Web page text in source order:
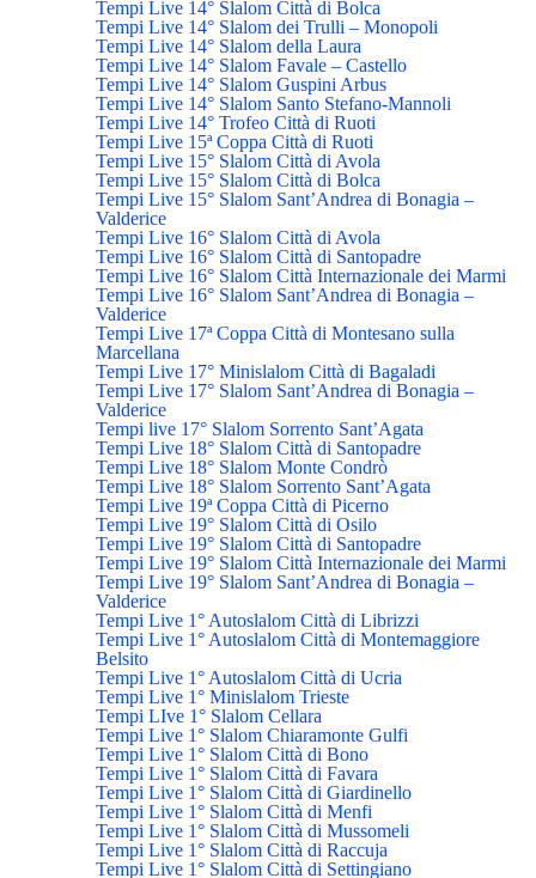
Tempi Live 14° Slalom Città di Bolca
Tempi Live 14° Slalom dei Trulli – Monopoli
Tempi Live 14° Slalom della Laura
Tempi Live 14° Slalom Favale – Castello
Tempi Live 14° Slalom Guspini Arbus
Tempi Live 14° Slalom Santo Stefano-Mannoli
Tempi Live 14° Trofeo Città di Ruoti
Tempi Live 15ª Coppa Città di Ruoti
Tempi Live 15° Slalom Città di Avola
Tempi Live 15° Slalom Città di Bolca
Tempi Live 15° Slalom Sant’Andrea di Bonagia –
Valderice
Tempi Live 16° Slalom Città di Avola
Tempi Live 16° Slalom Città di Santopadre
Tempi Live 16° Slalom Città Internazionale dei Marmi
Tempi Live 16° Slalom Sant’Andrea di Bonagia –
Valderice
Tempi Live 17ª Coppa Città di Montesano sulla
Marcellana
Tempi Live 17° Minislalom Città di Bagaladi
Tempi Live 17° Slalom Sant’Andrea di Bonagia –
Valderice
Tempi live 17° Slalom Sorrento Sant’Agata
Tempi Live 18° Slalom Città di Santopadre
Tempi Live 18° Slalom Monte Condrò
Tempi Live 18° Slalom Sorrento Sant’Agata
Tempi Live 19ª Coppa Città di Picerno
Tempi Live 19° Slalom Città di Osilo
Tempi Live 19° Slalom Città di Santopadre
Tempi Live 19° Slalom Città Internazionale dei Marmi
Tempi Live 19° Slalom Sant’Andrea di Bonagia –
Valderice
Tempi Live 1° Autoslalom Città di Librizzi
Tempi Live 1° Autoslalom Città di Montemaggiore
Belsito
Tempi Live 1° Autoslalom Città di Ucria
Tempi Live 1° Minislalom Trieste
Tempi LIve 1° Slalom Cellara
Tempi Live 1° Slalom Chiaramonte Gulfi
Tempi Live 1° Slalom Città di Bono
Tempi Live 1° Slalom Città di Favara
Tempi Live 1° Slalom Città di Giardinello
Tempi Live 1° Slalom Città di Menfi
Tempi Live 1° Slalom Città di Mussomeli
Tempi Live 1° Slalom Città di Raccuja
Tempi Live 1° Slalom Città di Settingiano